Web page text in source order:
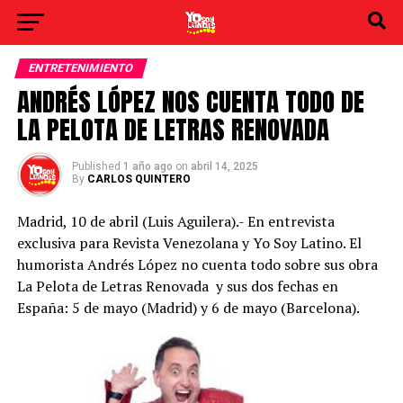
ENTRETENIMIENTO
ANDRÉS LÓPEZ NOS CUENTA TODO DE
LA PELOTA DE LETRAS RENOVADA
Published 1 año ago on abril 14, 2025
By CARLOS QUINTERO
Madrid, 10 de abril (Luis Aguilera).- En entrevista
exclusiva para Revista Venezolana y Yo Soy Latino. El
humorista Andrés López no cuenta todo sobre sus obra
La Pelota de Letras Renovada y sus dos fechas en
España: 5 de mayo (Madrid) y 6 de mayo (Barcelona).